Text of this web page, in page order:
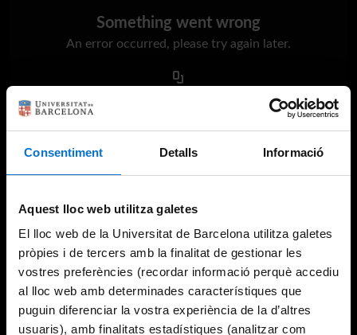
Consentiment Detalls Informació
Aquest lloc web utilitza galetes
El lloc web de la Universitat de Barcelona utilitza galetes
pròpies i de tercers amb la finalitat de gestionar les
vostres preferències (recordar informació perquè accediu
al lloc web amb determinades característiques que
puguin diferenciar la vostra experiència de la d’altres
usuaris), amb finalitats estadístiques (analitzar com
Something went wrong
An error occurred, please try again later.